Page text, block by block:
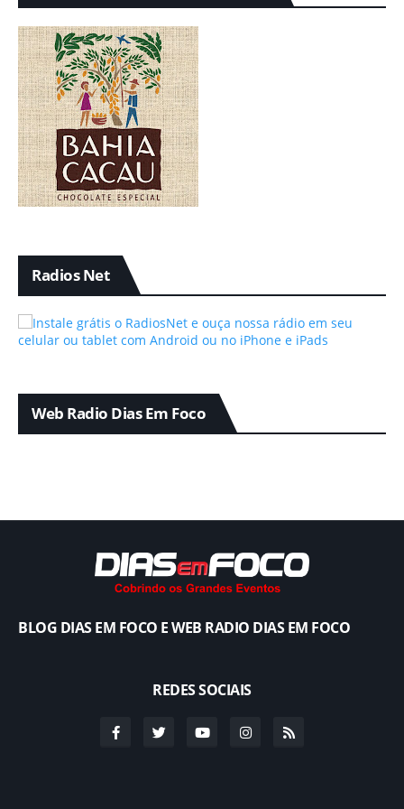
Radios Net
Web Radio Dias Em Foco
BLOG DIAS EM FOCO E WEB RADIO DIAS EM FOCO
REDES SOCIAIS